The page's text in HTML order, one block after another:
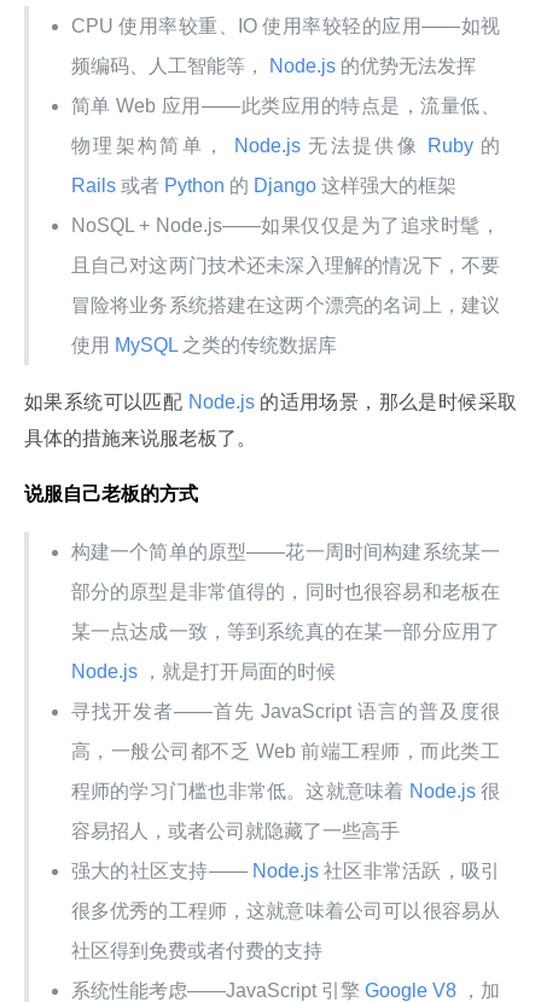
CPU 使用率较重、IO 使用率较轻的应用——如视
频编码、人工智能等，
Node.js 的优势无法发挥
简单 Web 应用——此类应用的特点是，流量低、
物理架构简单，
Node.js 无法提供像 Ruby 的
Rails 或者Python 的 Django 这样强大的框架
NoSQL + Node.js——如果仅仅是为了追求时髦，
且自己对这两门技术还未深入理解的情况下，不要
冒险将业务系统搭建在这两个漂亮的名词上，建议
使用 MySQL 之类的传统数据库
如果系统可以匹配 Node.js 的适用场景，那么是时候采取
具体的措施来说服老板了。
说服自己老板的方式
构建一个简单的原型——花一周时间构建系统某一
部分的原型是非常值得的，同时也很容易和老板在
某一点达成一致，等到系统真的在某一部分应用了
Node.js
，就是打开局面的时候
寻找开发者——首先 JavaScript 语言的普及度很
高，一般公司都不乏 Web 前端工程师，而此类工
程师的学习门槛也非常低。这就意味着 Node.js很
容易招人，或者公司就隐藏了一些高手
强大的社区支持——Node.js社区非常活跃，吸引
很多优秀的工程师，这就意味着公司可以很容易从
社区得到免费或者付费的支持
系统性能考虑——JavaScript 引擎 Google V8
，加